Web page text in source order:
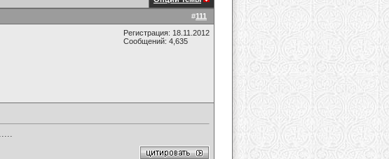
#111
Регистрация: 18.11.2012
Сообщений: 4,635